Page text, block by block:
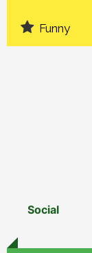
Funny
Social